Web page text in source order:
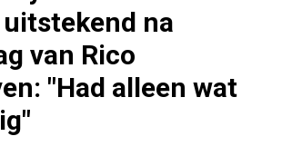
na
van Rico
"Had alleen wat